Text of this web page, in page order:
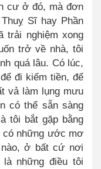
cư ở đó, mà đơn
Sĩ hay Phần
trải nghiệm xong
trở về nhà, tôi
quá lâu. Có lúc,
đi kiếm tiền, để
vả làm lụng mưu
có thể sẵn sàng
tôi bắt gặp bằng
có những ước mơ
ở bất cứ nơi
những điều tôi